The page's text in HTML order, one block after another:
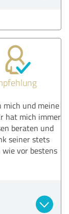
mich und meine
hat mich immer
beraten und
seiner stets
vor bestens